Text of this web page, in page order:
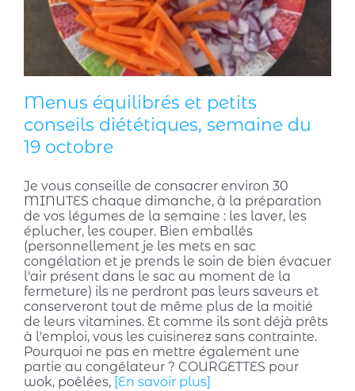
Menus équilibrés et petits
conseils diététiques, semaine du
19 octobre
Je vous conseille de consacrer environ 30
MINUTES chaque dimanche, à la préparation
de vos légumes de la semaine : les laver, les
éplucher, les couper. Bien emballés
(personnellement je les mets en sac
congélation et je prends le soin de bien évacuer
l'air présent dans le sac au moment de la
fermeture) ils ne perdront pas leurs saveurs et
conserveront tout de même plus de la moitié
de leurs vitamines. Et comme ils sont déjà prêts
à l'emploi, vous les cuisinerez sans contrainte.
Pourquoi ne pas en mettre également une
partie au congélateur ? COURGETTES pour
wok, poêlées, [En savoir plus]